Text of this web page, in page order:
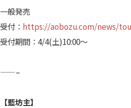
一般発売
受付： https://aobozu.com/news/
受付期間：4/4(土)10:00〜
——–
【藍坊主】